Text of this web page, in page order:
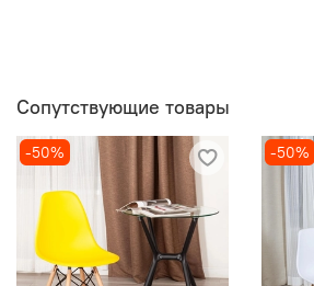
Сопутствующие товары
-50% -50%